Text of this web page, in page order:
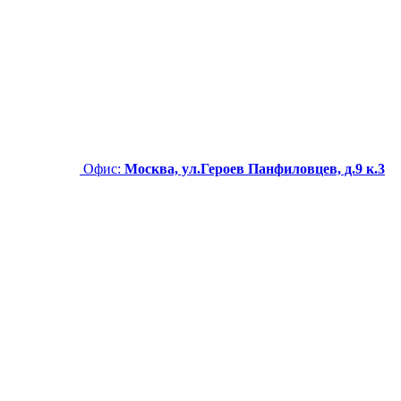
Офис: Москва, ул.Героев Панфиловцев, д.9 к.3